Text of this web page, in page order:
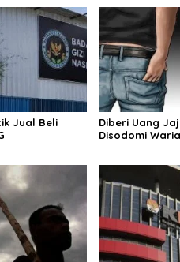
Jual Beli
Diberi Uang
Disodomi Waria